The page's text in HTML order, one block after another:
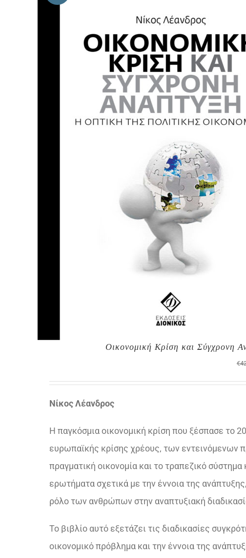
Οικονομική Κρίση και Σύγχρονη
€
Νίκος Λέανδρος
Η παγκόσμια οικονομική κρίση που ξέσπασε το
ευρωπαϊκής κρίσης χρέους, των εντεινόμενων
πραγματική οικονομία και το τραπεζικό
ερωτήματα σχετικά με την έννοια της
ρόλο των ανθρώπων στην αναπτυξιακή
Το βιβλίο αυτό εξετάζει τις διαδικασίες
οικονομικό πρόβλημα και την έννοια της